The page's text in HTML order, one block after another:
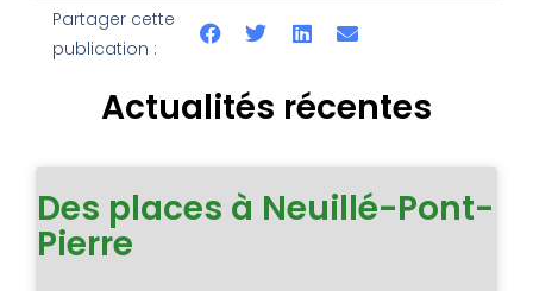
Partager cette
publication :
Actualités récentes
Des places à Neuillé-Pont-
Pierre